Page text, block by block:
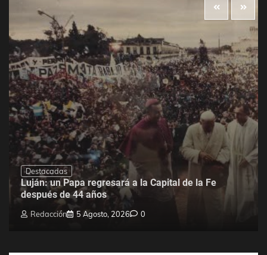
Destacadas
Luján: un Papa regresará a la Capital de la Fe
después de 44 años
Redacción 5 Agosto, 2026 0